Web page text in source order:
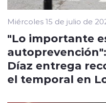
Miércoles 15 de julio de
"Lo importante
Díaz entrega
el temporal en